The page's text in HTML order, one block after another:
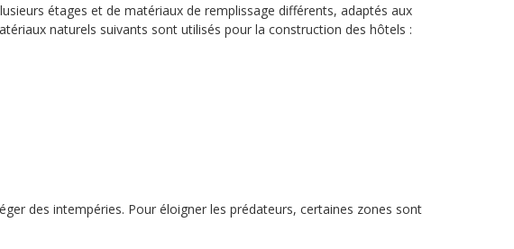
étages et de matériaux de remplissage différents, adaptés aux
naturels suivants sont utilisés pour la construction des hôtels :
des intempéries. Pour éloigner les prédateurs, certaines zones sont